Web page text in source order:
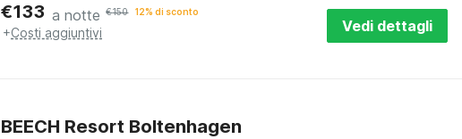
€133 a notte €150 12% di sconto
+Costi aggiuntivi Vedi dettagli
BEECH Resort Boltenhagen